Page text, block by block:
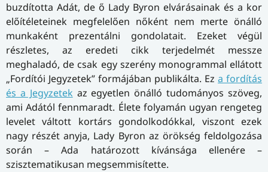
buzdította Adát, de ő Lady Byron elvárásainak és a kor
előítéleteinek megfelelően nőként nem merte önálló
munkaként prezentálni gondolatait. Ezeket végül
részletes, az eredeti cikk terjedelmét messze
meghaladó, de csak egy szerény monogrammal ellátott
„Fordítói Jegyzetek” formájában publikálta. Ez a fordítás
és a Jegyzetek az egyetlen önálló tudományos szöveg,
ami Adától fennmaradt. Élete folyamán ugyan rengeteg
levelet váltott kortárs gondolkodókkal, viszont ezek
nagy részét anyja, Lady Byron az örökség feldolgozása
során – Ada határozott kívánsága ellenére –
szisztematikusan megsemmisítette.